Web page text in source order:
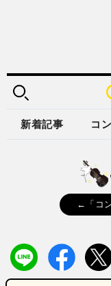
新着記事 コ
←「コ